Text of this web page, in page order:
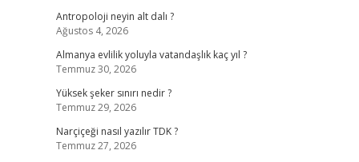
Antropoloji neyin alt dalı ?
Ağustos 4, 2026
Almanya evlilik yoluyla vatandaşlık kaç yıl ?
Temmuz 30, 2026
Yüksek şeker sınırı nedir ?
Temmuz 29, 2026
Narçiçeği nasıl yazılır TDK ?
Temmuz 27, 2026